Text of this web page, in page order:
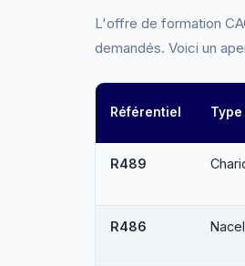
L'offre de formation
demandés. Voici un
Référentiel
R489
R486